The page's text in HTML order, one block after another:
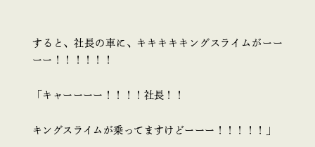
すると、社長の車に、キキキキキングスライムがーー
ーー！！！！！！
「キャーーーー！！！！社長！！
キングスライムが乗ってますけどーーー！！！！！」